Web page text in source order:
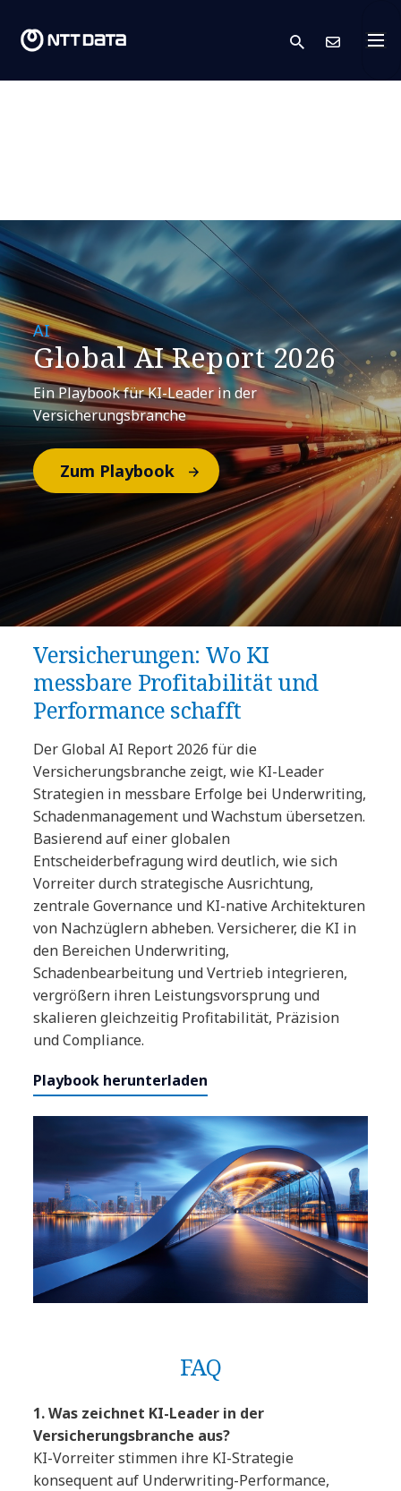
search
AI
Global AI Report 2026
Ein Playbook für KI-Leader in der
Versicherungsbranche
Zum Playbook
Versicherungen: Wo KI
messbare Profitabilität und
Performance schafft
Der Global AI Report 2026 für die
Versicherungsbranche zeigt, wie KI-Leader
Strategien in messbare Erfolge bei Underwriting,
Schadenmanagement und Wachstum übersetzen.
Basierend auf einer globalen
Entscheiderbefragung wird deutlich, wie sich
Vorreiter durch strategische Ausrichtung,
zentrale Governance und KI-native Architekturen
von Nachzüglern abheben. Versicherer, die KI in
den Bereichen Underwriting,
Schadenbearbeitung und Vertrieb integrieren,
vergrößern ihren Leistungsvorsprung und
skalieren gleichzeitig Profitabilität, Präzision
und Compliance.
Playbook herunterladen
FAQ
1. Was zeichnet KI-Leader in der
Versicherungsbranche aus?
KI-Vorreiter stimmen ihre KI-Strategie
konsequent auf Underwriting-Performance,